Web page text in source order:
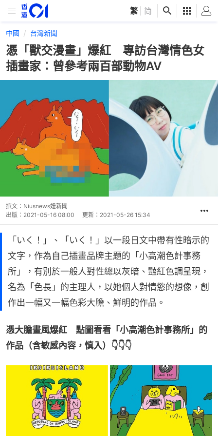
繁 简
中國 台灣新聞
憑「獸交漫畫」爆紅 專訪台灣情色女
插畫家：曾參考兩百部動物AV
撰文： Niusnews妞新聞
出版： 2021-05-16 08:00 更新： 2021-05-26 15:34
「いく！」、「いく！」以一段日文中帶有性暗示的
文字，作為自己插畫品牌主題的「小高潮色計事務
所」，有別於一般人對性總以灰暗、豔紅色調呈現，
名為「色長」的主理人，以她個人對情慾的想像，創
作出一幅又一幅色彩大膽、鮮明的作品。
憑大膽畫風爆紅　點圖看看「小高潮色計事務所」的
作品（含敏感內容，慎入）👇👇👇